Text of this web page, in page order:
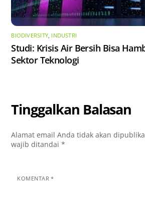
BIODIVERSITY, INDUSTRI
Studi: Krisis Air Bersih Bisa
Sektor Teknologi
Tinggalkan Balasan
Alamat email Anda tidak akan
wajib ditandai*
KOMENTAR*